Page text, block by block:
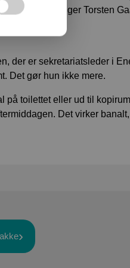
jeg luftet ud, siger Torsten
der er sekretariatsleder i
Det gør hun ikke mere.
på toilettet eller ud til
Det virker